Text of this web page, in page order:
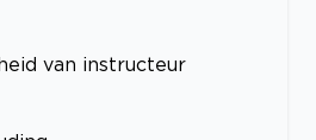
van instructeur